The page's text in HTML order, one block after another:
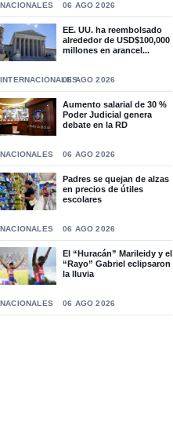
NACIONALES 06 AGO 2026
EE. UU. ha reembolsado
alrededor de USD$100,000
millones en arancel...
INTERNACIONALES06 AGO 2026
Aumento salarial de 30 %
Poder Judicial genera
debate en la RD
NACIONALES 06 AGO 2026
Padres se quejan de alzas
en precios de útiles
escolares
NACIONALES 06 AGO 2026
El “Huracán” Marileidy y el
“Rayo” Gabriel eclipsaron
la lluvia
NACIONALES 06 AGO 2026